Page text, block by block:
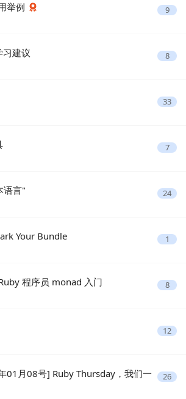
举例 9
习建议 8
33
7
语言" 24
Your Bundle 1
程序员 monad 入门 8
12
01月08号] Ruby Thursday，我们一
26